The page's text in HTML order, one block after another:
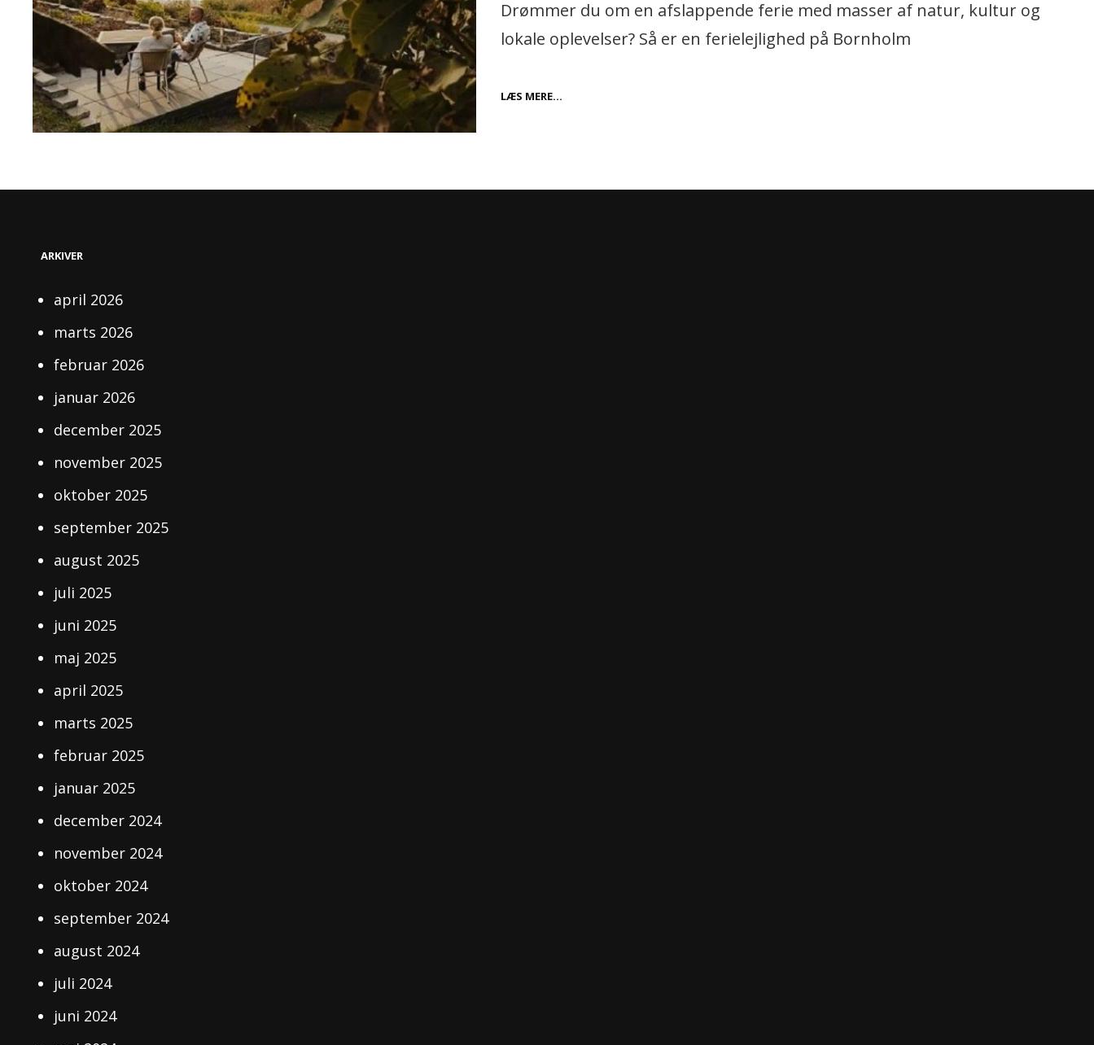
Drømmer du om en afslappende ferie med masser af natur, kultur og
lokale oplevelser? Så er en ferielejlighed på Bornholm
LÆS MERE…
ARKIVER
april 2026
marts 2026
februar 2026
januar 2026
december 2025
november 2025
oktober 2025
september 2025
august 2025
juli 2025
juni 2025
maj 2025
april 2025
marts 2025
februar 2025
januar 2025
december 2024
november 2024
oktober 2024
september 2024
august 2024
juli 2024
juni 2024